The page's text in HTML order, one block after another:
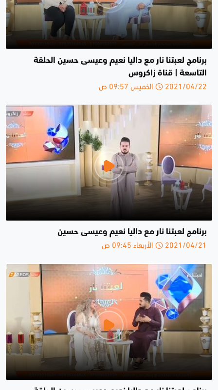
برنامج لعبتنا نار مع داليا نعيم وعيسى حسين الحلقة
التاسعة | قناة زاكروس
2021/04/22 الخميس 09:57 ص
برنامج لعبتنا نار مع داليا نعيم وعيسى حسين
2021/04/21 الأربعاء 09:45 ص